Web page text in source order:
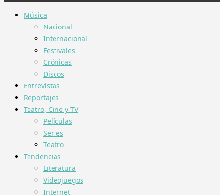
Música
Nacional
Internacional
Festivales
Crónicas
Discos
Entrevistas
Reportajes
Teatro, Cine y TV
Películas
Series
Teatro
Tendencias
Literatura
Videojuegos
Internet